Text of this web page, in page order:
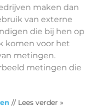
maken dan
van externe
die bij hen op
komen voor het
metingen.
metingen die
// Lees verder »